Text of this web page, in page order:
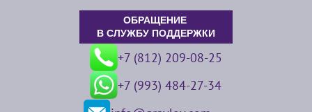
ОБРАЩЕНИЕ
В СЛУЖБУ ПОДДЕРЖКИ
+7 (812) 209-08-25
+7 (993) 484-27-34